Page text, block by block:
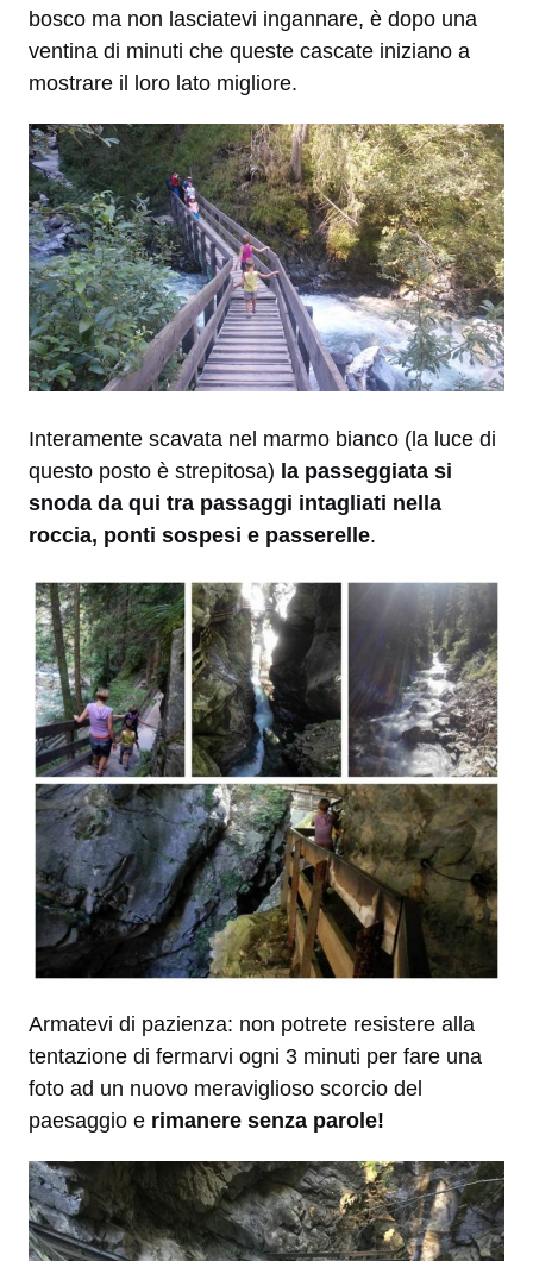
bosco ma non lasciatevi ingannare, è dopo una
ventina di minuti che queste cascate iniziano a
mostrare il loro lato migliore.
Interamente scavata nel marmo bianco (la luce di
questo posto è strepitosa) la passeggiata si
snoda da qui tra passaggi intagliati nella
roccia, ponti sospesi e passerelle.
Armatevi di pazienza: non potrete resistere alla
tentazione di fermarvi ogni 3 minuti per fare una
foto ad un nuovo meraviglioso scorcio del
paesaggio e rimanere senza parole!